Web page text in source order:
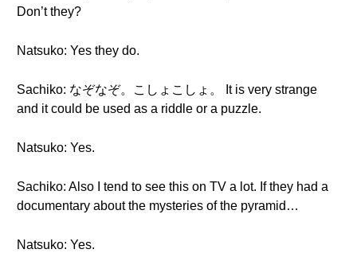
Don’t they?
Natsuko: Yes they do.
Sachiko: なぞなぞ。こしょこしょ。 It is very strange
and it could be used as a riddle or a puzzle.
Natsuko: Yes.
Sachiko: Also I tend to see this on TV a lot. If they had a
documentary about the mysteries of the pyramid…
Natsuko: Yes.